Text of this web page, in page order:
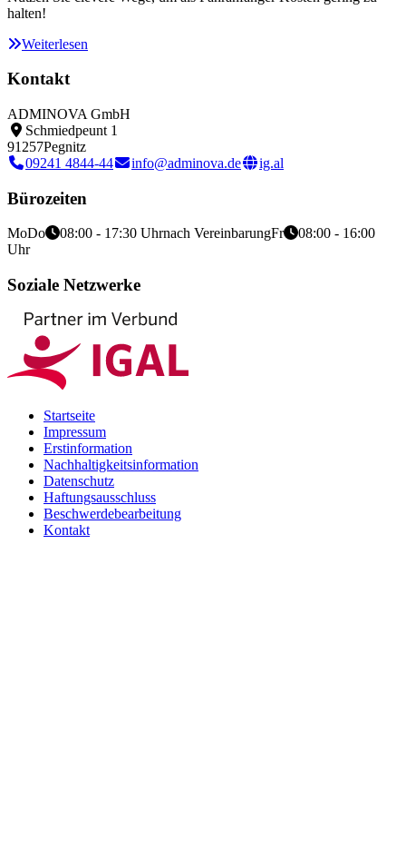
halten!
Weiterlesen
Kontakt
ADMINOVA GmbH
Schmiedpeunt 1
91257Pegnitz
09241 4844-44
info@adminova.de ig.al
Bürozeiten
MoDo 08:00 - 17:30 Uhrnach VereinbarungFr
08:00 - 16:00
Uhr
Soziale Netzwerke
Startseite
Impressum
Erstinformation
Nachhaltigkeitsinformation
Datenschutz
Haftungsausschluss
Beschwerdebearbeitung
Kontakt